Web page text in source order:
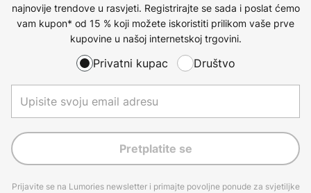
najnovije trendove u rasvjeti. Registrirajte se sada i poslat ćemo
vam kupon* od 15 % koji možete iskoristiti prilikom vaše prve
kupovine u našoj internetskoj trgovini.
Privatni kupac Društvo
Pretplatite se
Prijavite se na Lumories newsletter i primajte povoljne ponude za svjetiljke